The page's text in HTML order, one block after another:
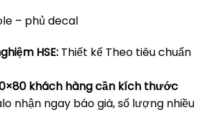
– phủ decal
HSE: Thiết kế Theo tiêu chuẩn
khách hàng cần kích thước
nhận ngay báo giá, số lượng nhiều